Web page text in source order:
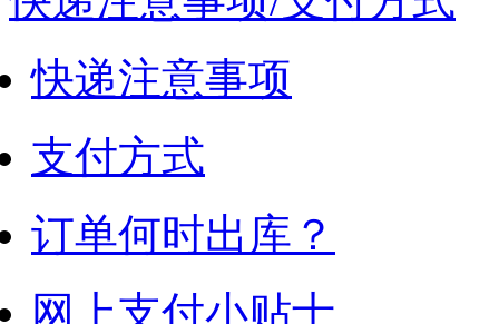
快递注意事项
支付方式
订单何时出库？
网上支付小贴士